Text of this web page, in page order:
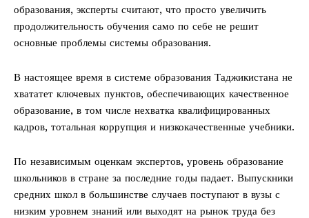
образования, эксперты считают, что просто увеличить
продолжительность обучения само по себе не решит
основные проблемы системы образования.
В настоящее время в системе образования Таджикистана не
хвататет ключевых пунктов, обеспечивающих качественное
образование, в том числе нехватка квалифицированных
кадров, тотальная коррупция и низкокачественные учебники.
По независимым оценкам экспертов, уровень образование
школьников в стране за последние годы падает. Выпускники
средних школ в большинстве случаев поступают в вузы с
низким уровнем знаний или выходят на рынок труда без